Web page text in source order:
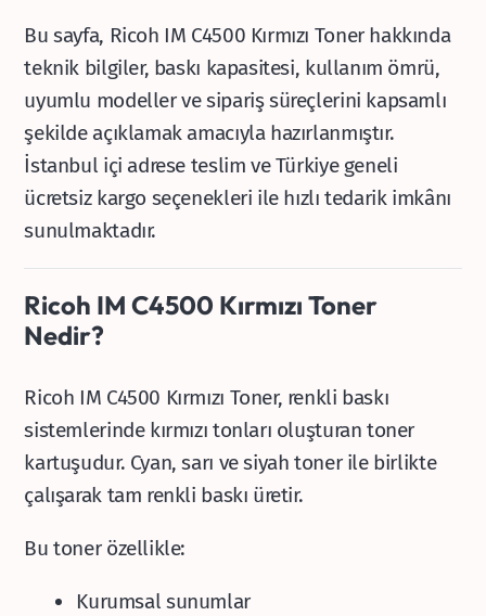
Bu sayfa, Ricoh IM C4500 Kırmızı Toner hakkında
teknik bilgiler, baskı kapasitesi, kullanım ömrü,
uyumlu modeller ve sipariş süreçlerini kapsamlı
şekilde açıklamak amacıyla hazırlanmıştır.
İstanbul içi adrese teslim ve Türkiye geneli
ücretsiz kargo seçenekleri ile hızlı tedarik imkânı
sunulmaktadır.
Ricoh IM C4500 Kırmızı Toner
Nedir?
Ricoh IM C4500 Kırmızı Toner, renkli baskı
sistemlerinde kırmızı tonları oluşturan toner
kartuşudur. Cyan, sarı ve siyah toner ile birlikte
çalışarak tam renkli baskı üretir.
Bu toner özellikle:
Kurumsal sunumlar